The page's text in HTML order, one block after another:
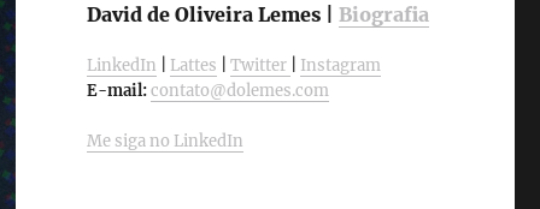
David de Oliveira Lemes | Biografia
LinkedIn Lattes Twitter
Instagram
E-mail:contato@dolemes.com
Me siga no LinkedIn